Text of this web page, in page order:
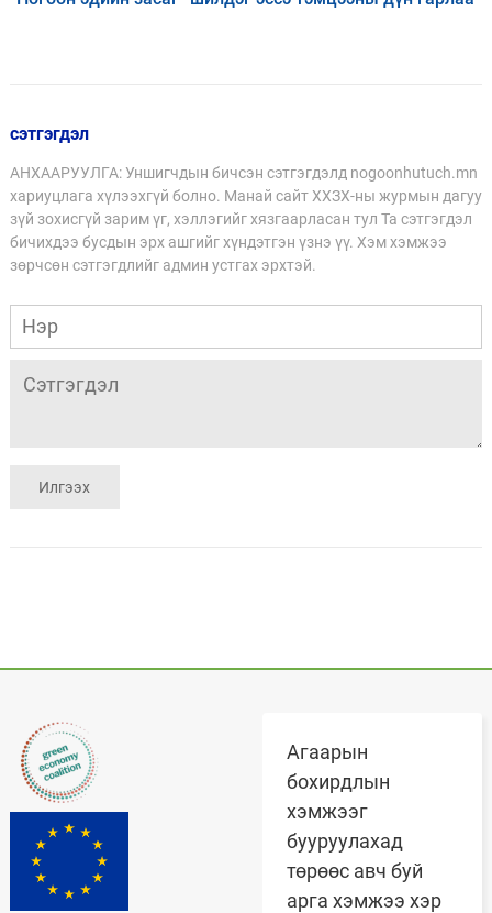
сэтгэгдэл
АНХААРУУЛГА: Уншигчдын бичсэн сэтгэгдэлд nogoonhutuch.mn
хариуцлага хүлээхгүй болно. Манай сайт ХХЗХ-ны журмын дагуу
зүй зохисгүй зарим үг, хэллэгийг хязгаарласан тул Та сэтгэгдэл
бичихдээ бусдын эрх ашгийг хүндэтгэн үзнэ үү. Хэм хэмжээ
зөрчсөн сэтгэгдлийг админ устгах эрхтэй.
Агаарын
бохирдлын
хэмжээг
бууруулахад
төрөөс авч буй
арга хэмжээ хэр